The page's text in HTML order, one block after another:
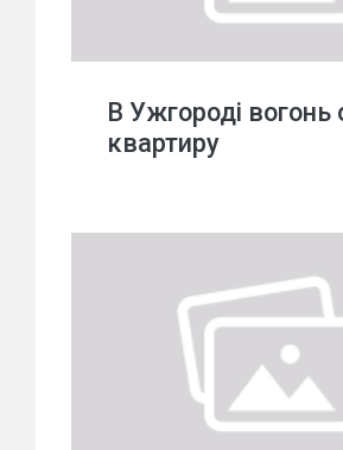
В Ужгороді вогонь
квартиру